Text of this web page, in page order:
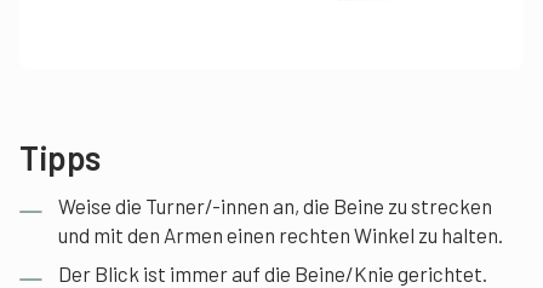
Tipps
Weise die Turner/-innen an, die Beine zu strecken
und mit den Armen einen rechten Winkel zu halten.
Der Blick ist immer auf die Beine/Knie gerichtet.